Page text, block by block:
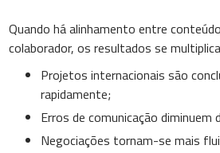
Quando há alinhamento entre
colaborador, os resultados se
Projetos internacionais são
rapidamente;
Erros de comunicação diminuem
Negociações tornam-se mais